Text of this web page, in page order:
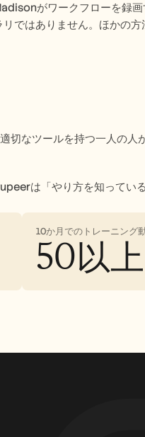
がワークフローを録
ではありません。ほかの
切なツールを持つ一人の人
は「やり方を知ってい
10か月でのトレーニング
50以上